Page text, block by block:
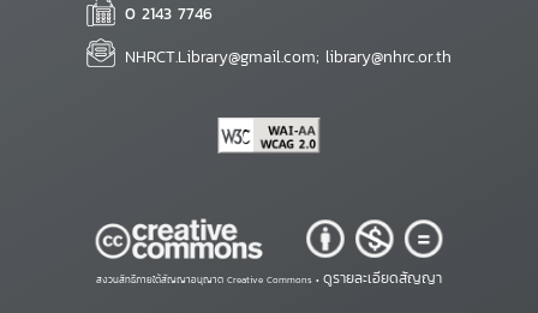
0 2143 7746
NHRCT.Library@gmail.com; library@nhrc.or.th
สงวนสิทธิ์ภายใต้สัญญาอนุญาต Creative Commons • ดูรายละเอียดสัญญา